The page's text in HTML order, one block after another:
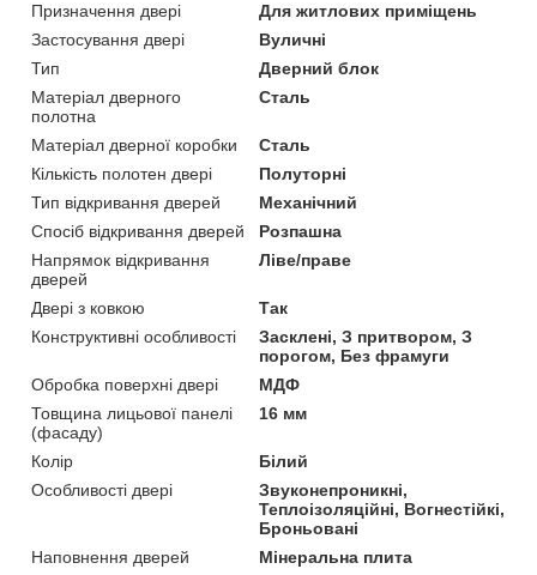
Призначення двері
Для житлових приміщень
Застосування двері
Вуличні
Тип
Дверний блок
Матеріал дверного
полотна
Сталь
Матеріал дверної коробки
Сталь
Кількість полотен двері
Полуторні
Тип відкривання дверей
Механічний
Спосіб відкривання дверей
Розпашна
Напрямок відкривання
дверей
Ліве/праве
Двері з ковкою
Так
Конструктивні особливості
Засклені, З притвором, З
порогом, Без фрамуги
Обробка поверхні двері
МДФ
Товщина лицьової панелі
(фасаду)
16 мм
Колір
Білий
Особливості двері
Звуконепроникні,
Теплоізоляційні, Вогнестійкі,
Броньовані
Наповнення дверей
Мінеральна плита